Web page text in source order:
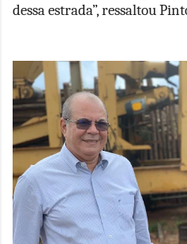
dessa estrada”, ressaltou